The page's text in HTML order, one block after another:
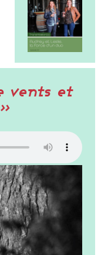
vents et